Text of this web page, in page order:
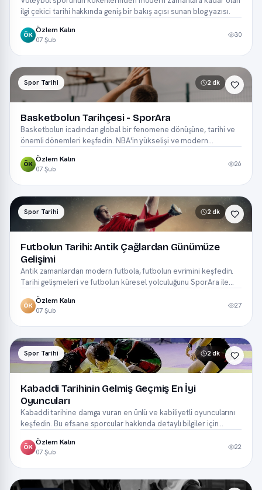
ilgi çekici tarihi hakkında geniş bir bakış açısı sunan blog yazısı.
ÖK
Özlem Kalın
07 Şub
30
Spor Tarihi 2 dk
Basketbolun Tarihçesi - SporAra
Basketbolun icadından global bir fenomene dönüşüne, tarihi ve
önemli dönemleri keşfedin. NBA'in yükselişi ve modern
ÖK
Özlem Kalın
07 Şub
26
Spor Tarihi 2 dk
Futbolun Tarihi: Antik Çağlardan Günümüze
Gelişimi
Antik zamanlardan modern futbola, futbolun evrimini keşfedin.
Tarihi gelişmeleri ve futbolun küresel yolculuğunu SporAra ile
ÖK
Özlem Kalın
07 Şub
27
Spor Tarihi 2 dk
Kabaddi Tarihinin Gelmiş Geçmiş En İyi
Oyuncuları
Kabaddi tarihine damga vuran en ünlü ve kabiliyetli oyuncularını
keşfedin. Bu efsane sporcular hakkında detaylı bilgiler için
ÖK
Özlem Kalın
07 Şub
22